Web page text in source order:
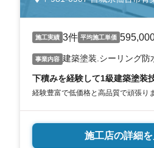
施工実績 3件 平均施工単価
事業内容 建築塗装.シーリング防
下積みを経験して1級建築塗装
経験豊富で低価格と高品質で頑張り
施工店の詳細